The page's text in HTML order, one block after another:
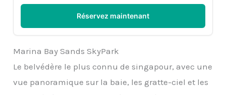
Réservez maintenant
Marina Bay Sands SkyPark
Le belvédère le plus connu de singapour, avec une
vue panoramique sur la baie, les gratte-ciel et les